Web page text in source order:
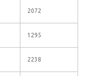
2072
1295
2238